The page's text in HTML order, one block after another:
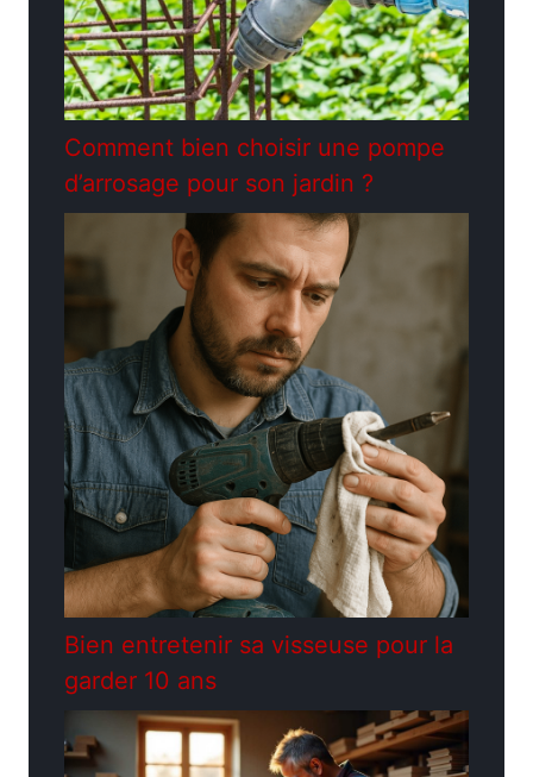
Comment bien choisir une pompe
d’arrosage pour son jardin ?
Bien entretenir sa visseuse pour la
garder 10 ans